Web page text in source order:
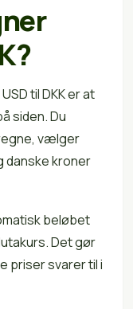
til DKK er at
siden. Du
vælger
danske kroner
beløbet
Det gør
priser svarer til i